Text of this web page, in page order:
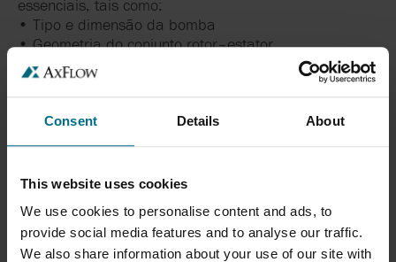
Consent Details About
This website uses cookies
We use cookies to personalise content and ads, to
provide social media features and to analyse our traffic.
We also share information about your use of our site with
essenciais, tais como:
• Tipo e dimensão da bomba
• Geometria do conjunto rotor–estator
• Condições de operação
A escolha dos materiais deve ser ajustada em função
Temperatura de funcionamento
Pressão de serviço
Presença e teor de sólidos